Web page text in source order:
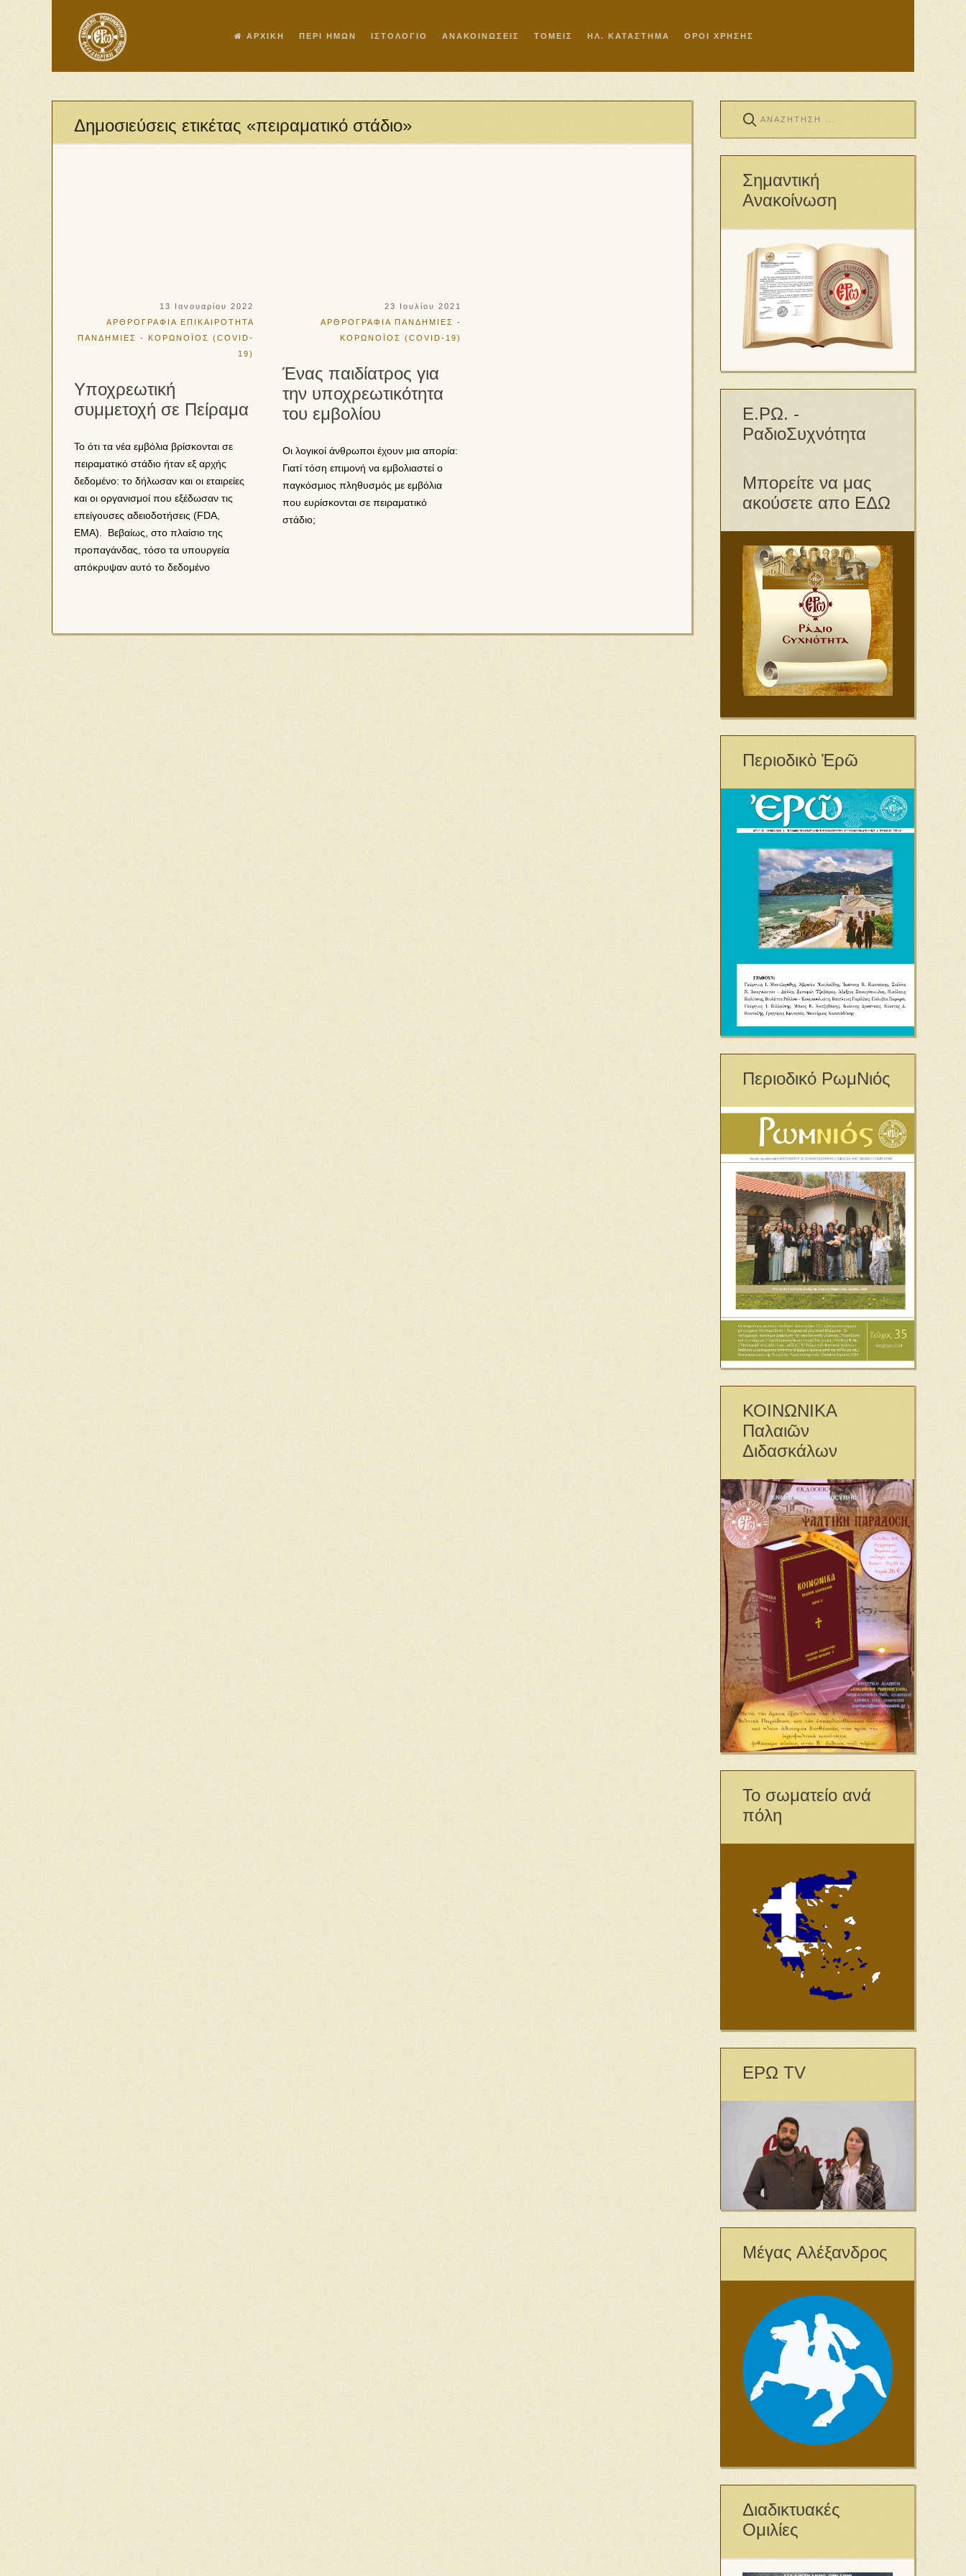
ΑΡΧΙΚΗ ΠΕΡΙ ΗΜΩΝ ΙΣΤΟΛΟΓΙΟ ΑΝΑΚΟΙΝΩΣΕΙΣ ΤΟΜΕΙΣ ΗΛ. ΚΑΤΑΣΤΗΜΑ ΟΡΟΙ ΧΡΗΣΗΣ
Δημοσιεύσεις ετικέτας «πειραματικό στάδιο»
13 Ιανουαρίου 2022
ΑΡΘΡΟΓΡΑΦΙΑ
ΕΠΙΚΑΙΡΟΤΗΤΑ
ΠΑΝΔΗΜΙΕΣ - ΚΟΡΩΝΟΪΟΣ (COVID-
19)
Υποχρεωτική
συμμετοχή σε Πείραμα
Το ότι τα νέα εμβόλια βρίσκονται σε
πειραματικό στάδιο ήταν εξ αρχής
δεδομένο: το δήλωσαν και οι εταιρείες
και οι οργανισμοί που εξέδωσαν τις
επείγουσες αδειοδοτήσεις (FDA,
EMA). Βεβαίως, στο πλαίσιο της
προπαγάνδας, τόσο τα υπουργεία
απόκρυψαν αυτό το δεδομένο
23 Ιουλίου 2021
ΑΡΘΡΟΓΡΑΦΙΑ ΠΑΝΔΗΜΙΕΣ -
ΚΟΡΩΝΟΪΟΣ (COVID-19)
Ένας παιδίατρος για
την υποχρεωτικότητα
του εμβολίου
Οι λογικοί άνθρωποι έχουν μια απορία:
Γιατί τόση επιμονή να εμβολιαστεί ο
παγκόσμιος πληθυσμός με εμβόλια
που ευρίσκονται σε πειραματικό
στάδιο;
Σημαντική
Ανακοίνωση
Ε.ΡΩ. -
ΡαδιοΣυχνότητα
Μπορείτε να μας
ακούσετε απο ΕΔΩ
Περιοδικὸ Ἐρῶ
Περιοδικό ΡωμΝιός
ΚΟΙΝΩΝΙΚΑ
Παλαιῶν
Διδασκάλων
Το σωματείο ανά
πόλη
ΕΡΩ TV
Μέγας Αλέξανδρος
Διαδικτυακές
Ομιλίες